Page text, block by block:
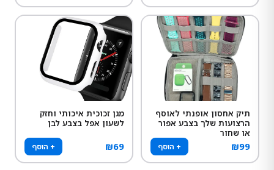
תיק אחסון אופנתי לאוסף
הרצועות שלך בצבע אפור
או שחור
₪99 + הוסף
מגן זכוכית איכותי וחזק
לשעון אפל בצבע לבן
₪69 + הוסף